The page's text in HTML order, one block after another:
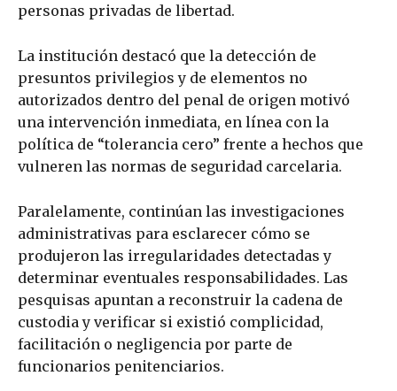
personas privadas de libertad.
La institución destacó que la detección de
presuntos privilegios y de elementos no
autorizados dentro del penal de origen motivó
una intervención inmediata, en línea con la
política de “tolerancia cero” frente a hechos que
vulneren las normas de seguridad carcelaria.
Paralelamente, continúan las investigaciones
administrativas para esclarecer cómo se
produjeron las irregularidades detectadas y
determinar eventuales responsabilidades. Las
pesquisas apuntan a reconstruir la cadena de
custodia y verificar si existió complicidad,
facilitación o negligencia por parte de
funcionarios penitenciarios.